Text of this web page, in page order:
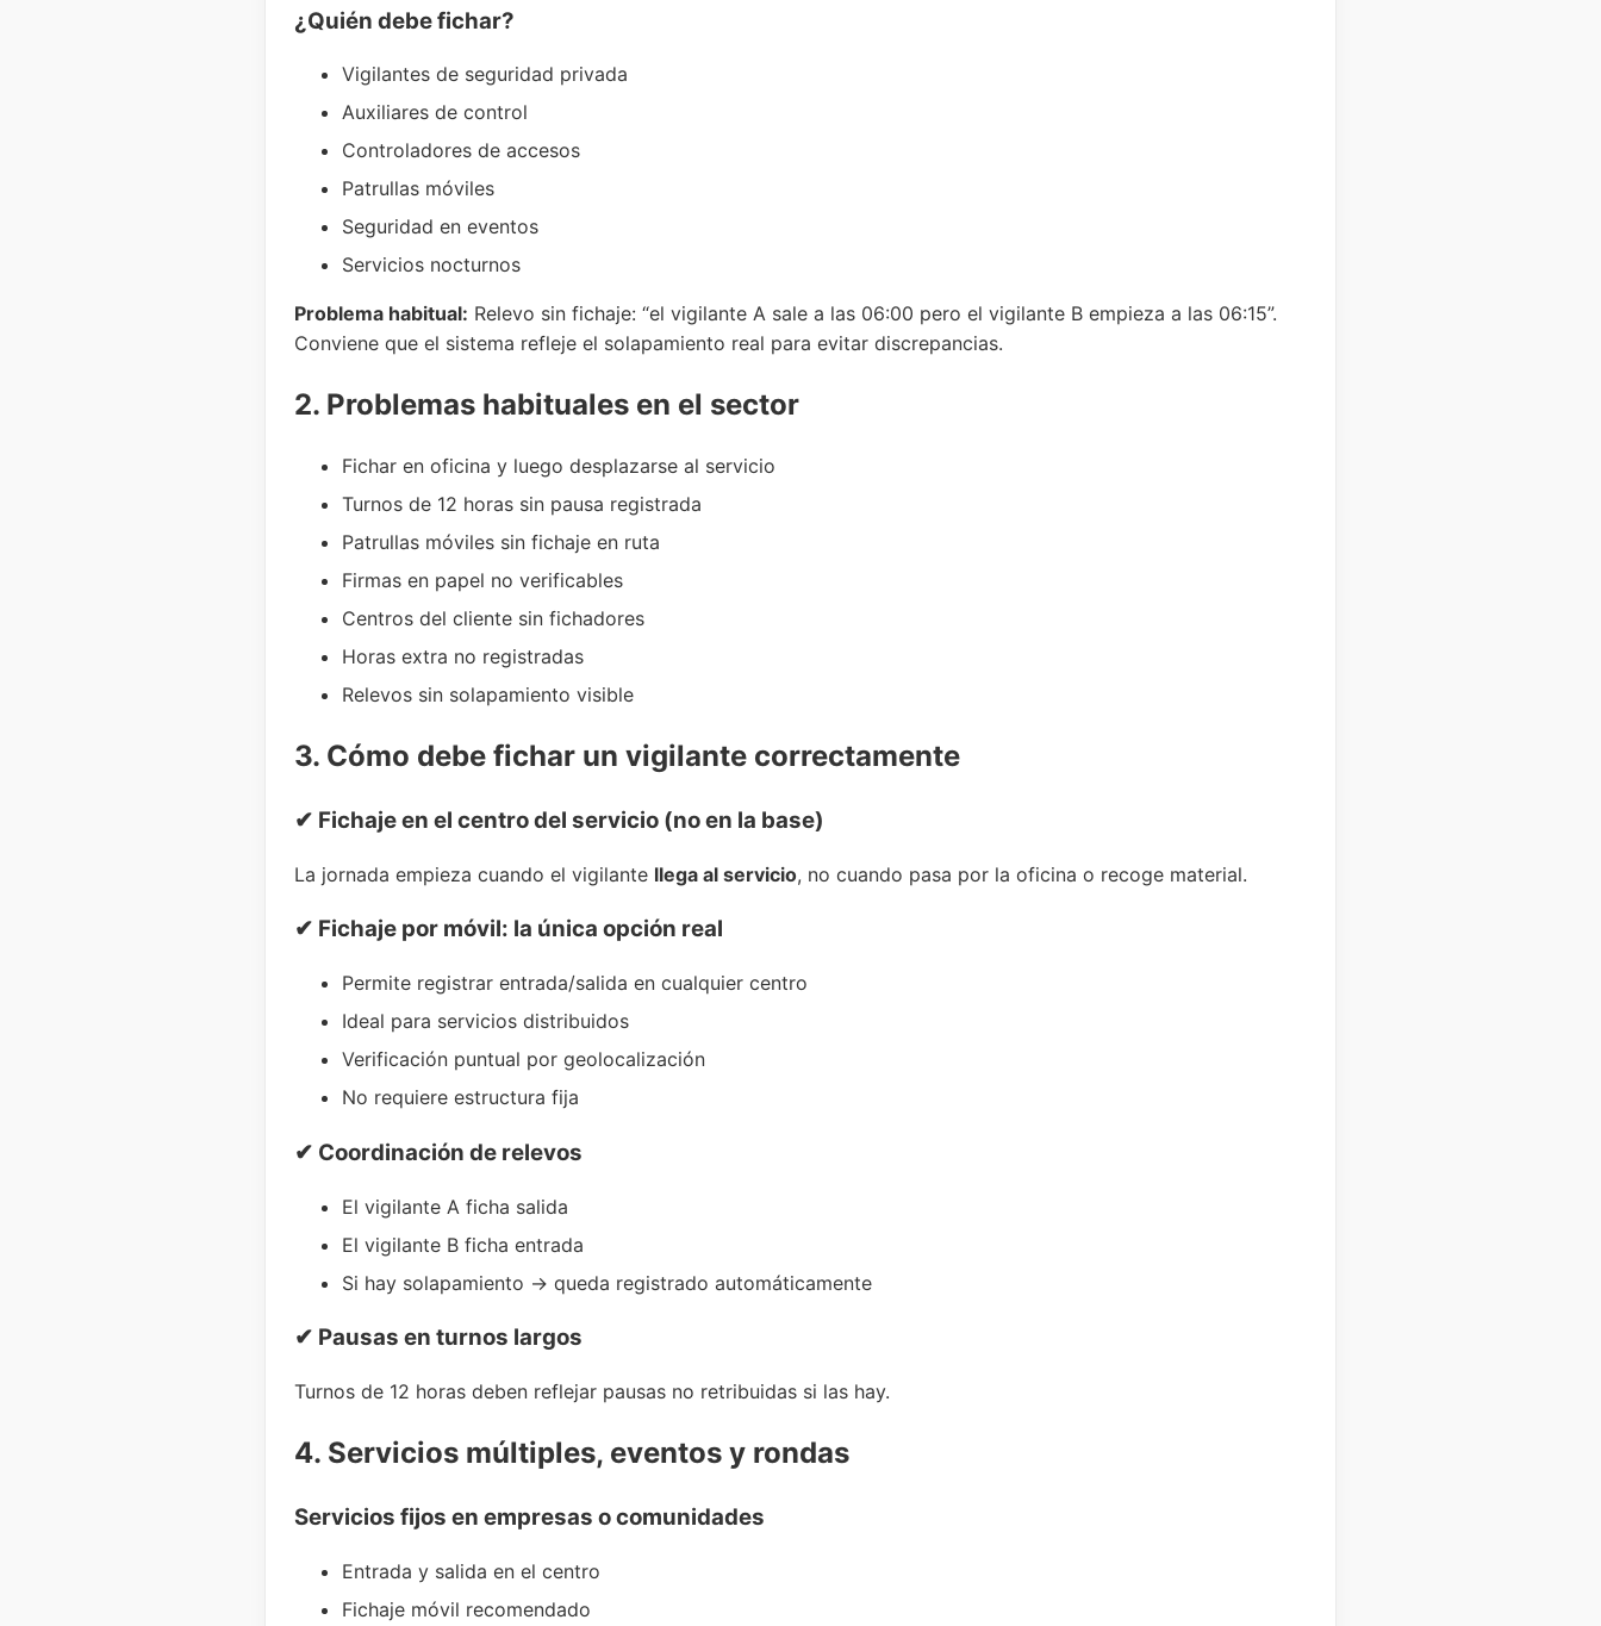
¿Quién debe fichar?
Vigilantes de seguridad privada
Auxiliares de control
Controladores de accesos
Patrullas móviles
Seguridad en eventos
Servicios nocturnos
Problema habitual: Relevo sin fichaje: “el vigilante A sale a las 06:00 pero el vigilante B empieza a las 06:15”.
Conviene que el sistema refleje el solapamiento real para evitar discrepancias.
2. Problemas habituales en el sector
Fichar en oficina y luego desplazarse al servicio
Turnos de 12 horas sin pausa registrada
Patrullas móviles sin fichaje en ruta
Firmas en papel no verificables
Centros del cliente sin fichadores
Horas extra no registradas
Relevos sin solapamiento visible
3. Cómo debe fichar un vigilante correctamente
✔ Fichaje en el centro del servicio (no en la base)
La jornada empieza cuando el vigilante llega al servicio, no cuando pasa por la oficina o recoge material.
✔ Fichaje por móvil: la única opción real
Permite registrar entrada/salida en cualquier centro
Ideal para servicios distribuidos
Verificación puntual por geolocalización
No requiere estructura fija
✔ Coordinación de relevos
El vigilante A ficha salida
El vigilante B ficha entrada
Si hay solapamiento → queda registrado automáticamente
✔ Pausas en turnos largos
Turnos de 12 horas deben reflejar pausas no retribuidas si las hay.
4. Servicios múltiples, eventos y rondas
Servicios fijos en empresas o comunidades
Entrada y salida en el centro
Fichaje móvil recomendado